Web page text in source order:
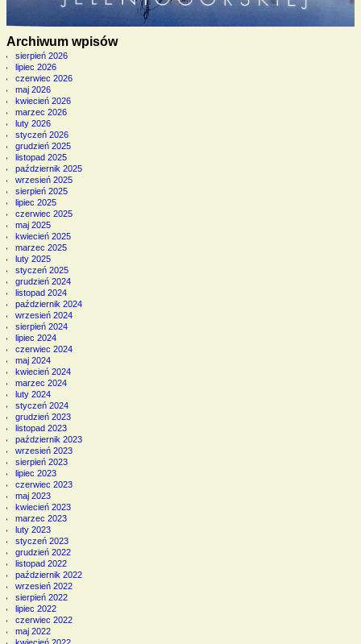
Archiwum wpisów
sierpień 2026
lipiec 2026
czerwiec 2026
maj 2026
kwiecień 2026
marzec 2026
luty 2026
styczeń 2026
grudzień 2025
listopad 2025
październik 2025
wrzesień 2025
sierpień 2025
lipiec 2025
czerwiec 2025
maj 2025
kwiecień 2025
marzec 2025
luty 2025
styczeń 2025
grudzień 2024
listopad 2024
październik 2024
wrzesień 2024
sierpień 2024
lipiec 2024
czerwiec 2024
maj 2024
kwiecień 2024
marzec 2024
luty 2024
styczeń 2024
grudzień 2023
listopad 2023
październik 2023
wrzesień 2023
sierpień 2023
lipiec 2023
czerwiec 2023
maj 2023
kwiecień 2023
marzec 2023
luty 2023
styczeń 2023
grudzień 2022
listopad 2022
październik 2022
wrzesień 2022
sierpień 2022
lipiec 2022
czerwiec 2022
maj 2022